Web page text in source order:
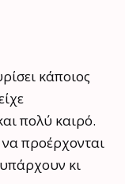
κάποιος
πολύ καιρό.
προέρχονται
κι